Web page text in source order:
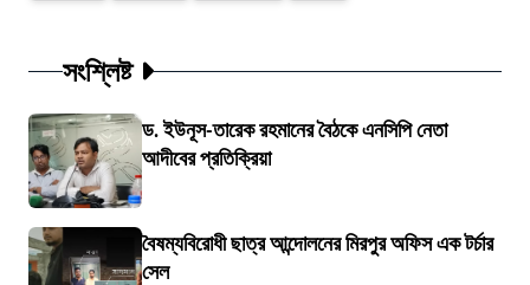
সংশ্লিষ্ট
ড. ইউনূস-তারেক রহমানের বৈঠকে এনসিপি নেতা
আদীবের প্রতিক্রিয়া
বৈষম্যবিরোধী ছাত্র আন্দোলনের মিরপুর অফিস এক টর্চার
সেল